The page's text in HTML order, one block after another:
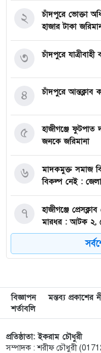
চাঁদপুরে ভোক্তা
হাজার টাকা
২
চাঁদপুরে
৩
চাঁদপুরে আন্তক্লাব
৪
হাজীগঞ্জে
জনকে জরিমানা
৫
মাদকমুক্ত সমাজ
বিকল্প নেই :
৬
হাজীগঞ্জে
মারধর : আটক ২,
৭
মতলব উত্তরে
হাজার টাকা
৮
মেরিল প্রথম
অভিনেতার
৯
চাঁদপুরে জাতীয়
১০
বিজ্ঞাপন মন্তব্য প্রকাশের
শর্তাবলি
প্রতিষ্ঠাতা: ইকরাম চৌধুরী
সম্পাদক : শরীফ চৌধুরী